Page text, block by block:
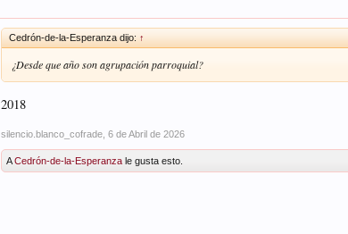
Cedrón-de-la-Esperanza dijo: ↑
¿Desde que año son agrupación parroquial?
2018
silencio.blanco_cofrade 6 de Abril de 2026
ACedrón-de-la-Esperanza le gusta esto.